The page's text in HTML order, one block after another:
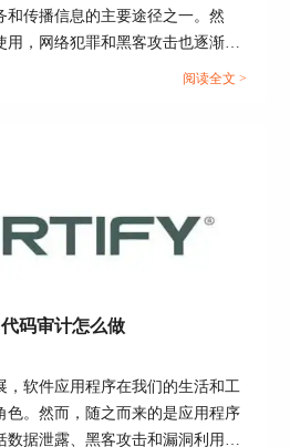
和传播信息的主要途径之一。然
用，网络犯罪和黑客攻击也逐渐增
受关注。在这个背景下，许多人开
阅读全文 >
码审计怎么做
，软件应用程序在我们的生活和工
色。然而，随之而来的是应用程序
数据泄露、黑客攻击和漏洞利用。